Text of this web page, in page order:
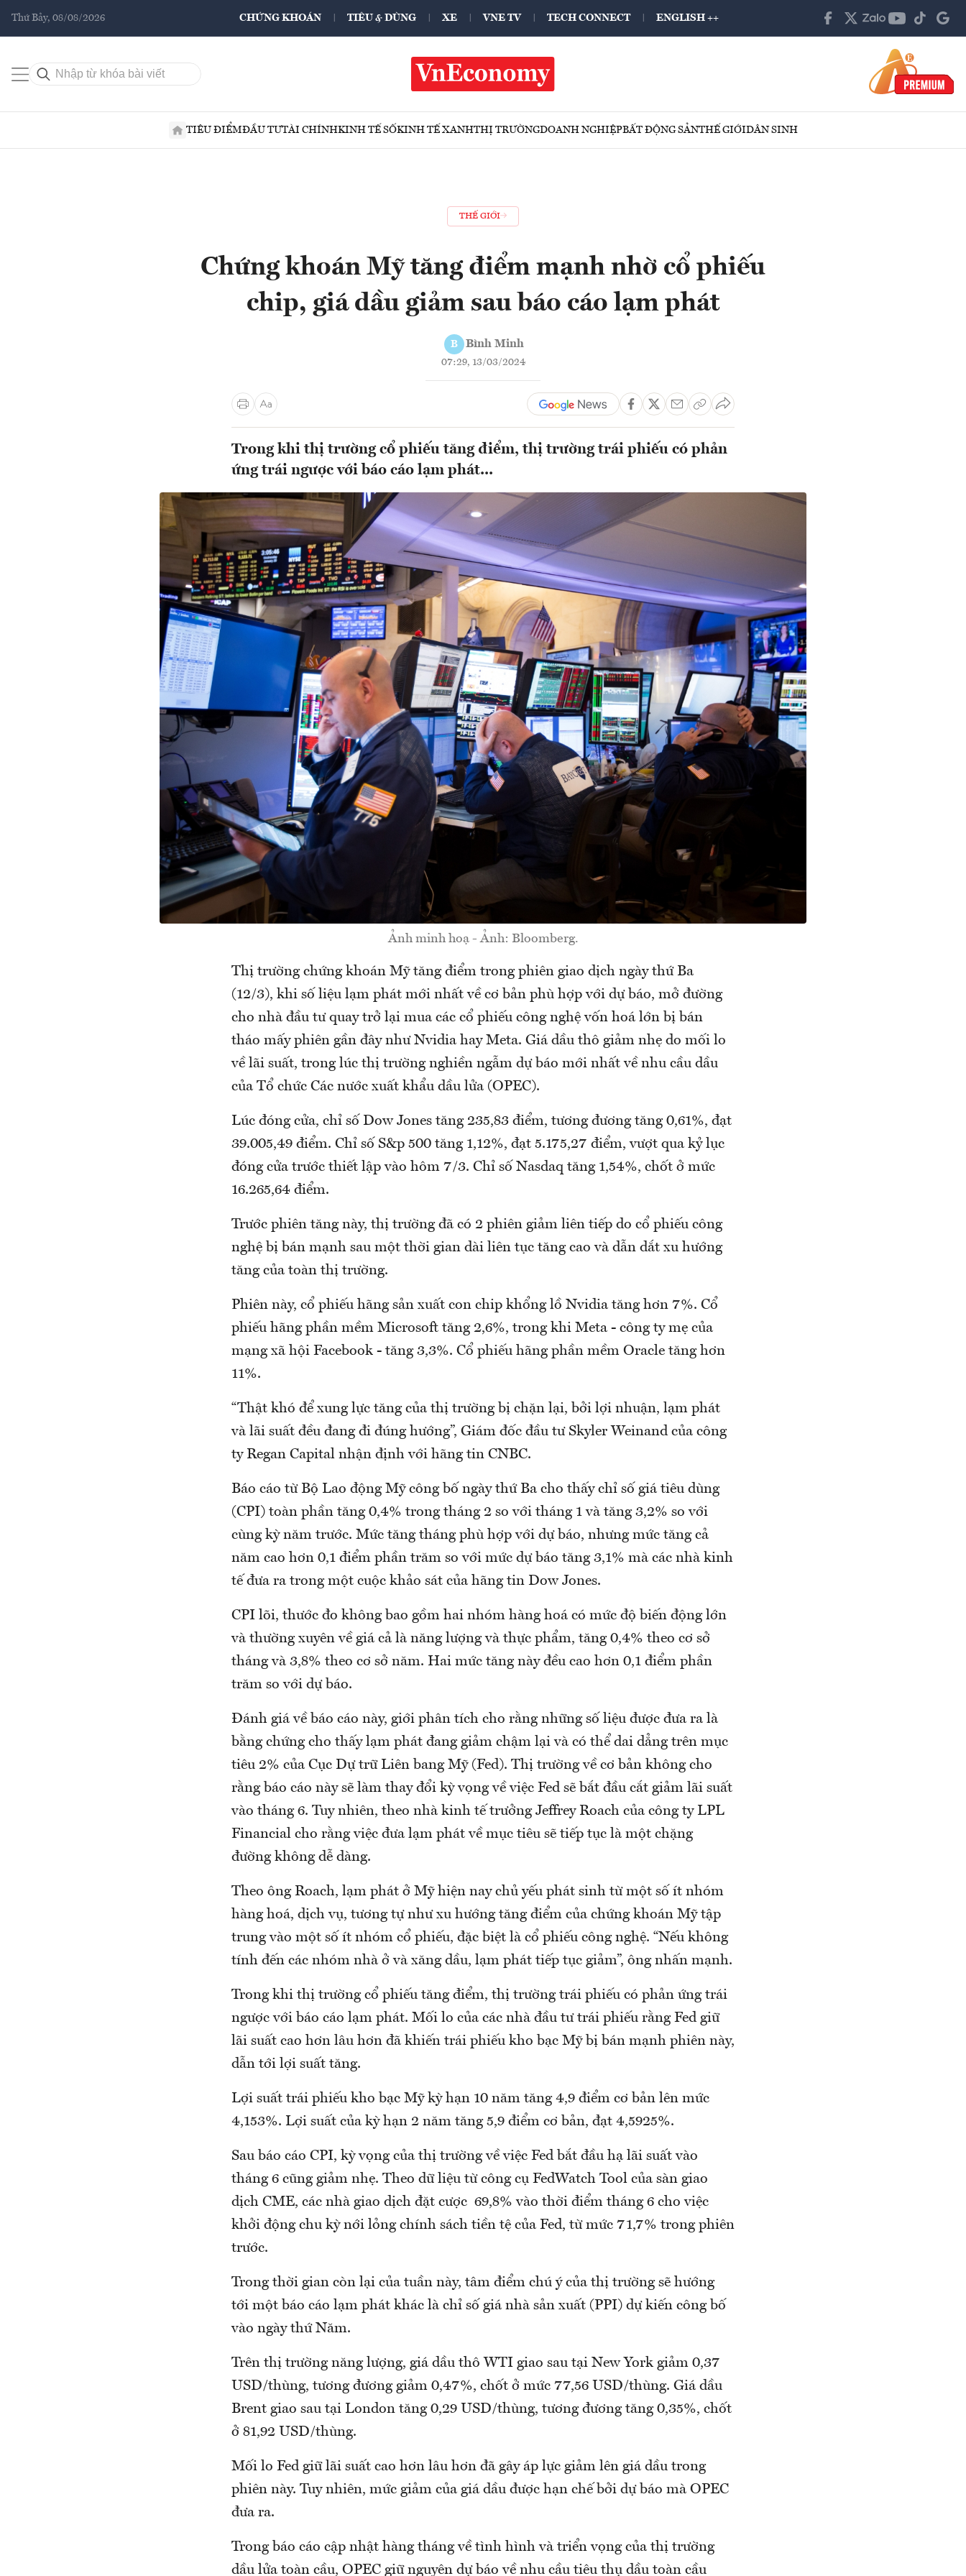
Thứ Bảy, 08/08/2026 CHỨNG KHOÁN TIÊU & DÙNG XE VNE TV TECH CONNECT ENGLISH ++
TIÊU ĐIỂMĐẦU TƯTÀI CHÍNHKINH TẾ SỐKINH TẾ XANHTHỊ TRƯỜNGDOANH NGHIỆPBẤT ĐỘNG SẢNTHẾ GIỚIDÂN SINH
THẾ GIỚI
Chứng khoán Mỹ tăng điểm mạnh nhờ cổ phiếu
chip, giá dầu giảm sau báo cáo lạm phát
B Bình Minh
07:29, 13/03/2024
Trong khi thị trường cổ phiếu tăng điểm, thị trường trái phiếu có phản
ứng trái ngược với báo cáo lạm phát...
Ảnh minh hoạ - Ảnh: Bloomberg.
Thị trường chứng khoán Mỹ tăng điểm trong phiên giao dịch ngày thứ Ba
(12/3), khi số liệu lạm phát mới nhất về cơ bản phù hợp với dự báo, mở đường
cho nhà đầu tư quay trở lại mua các cổ phiếu công nghệ vốn hoá lớn bị bán
tháo mấy phiên gần đây như Nvidia hay Meta. Giá dầu thô giảm nhẹ do mối lo
về lãi suất, trong lúc thị trường nghiền ngẫm dự báo mới nhất về nhu cầu dầu
của Tổ chức Các nước xuất khẩu dầu lửa (OPEC).
Lúc đóng cửa, chỉ số Dow Jones tăng 235,83 điểm, tương đương tăng 0,61%, đạt
39.005,49 điểm. Chỉ số S&p 500 tăng 1,12%, đạt 5.175,27 điểm, vượt qua kỷ lục
đóng cửa trước thiết lập vào hôm 7/3. Chỉ số Nasdaq tăng 1,54%, chốt ở mức
16.265,64 điểm.
Trước phiên tăng này, thị trường đã có 2 phiên giảm liên tiếp do cổ phiếu công
nghệ bị bán mạnh sau một thời gian dài liên tục tăng cao và dẫn dắt xu hướng
tăng của toàn thị trường.
Phiên này, cổ phiếu hãng sản xuất con chip khổng lồ Nvidia tăng hơn 7%. Cổ
phiếu hãng phần mềm Microsoft tăng 2,6%, trong khi Meta - công ty mẹ của
mạng xã hội Facebook - tăng 3,3%. Cổ phiếu hãng phần mềm Oracle tăng hơn
11%.
“Thật khó để xung lực tăng của thị trường bị chặn lại, bởi lợi nhuận, lạm phát
và lãi suất đều đang đi đúng hướng”, Giám đốc đầu tư Skyler Weinand của công
ty Regan Capital nhận định với hãng tin CNBC.
Báo cáo từ Bộ Lao động Mỹ công bố ngày thứ Ba cho thấy chỉ số giá tiêu dùng
(CPI) toàn phần tăng 0,4% trong tháng 2 so với tháng 1 và tăng 3,2% so với
cùng kỳ năm trước. Mức tăng tháng phù hợp với dự báo, nhưng mức tăng cả
năm cao hơn 0,1 điểm phần trăm so với mức dự báo tăng 3,1% mà các nhà kinh
tế đưa ra trong một cuộc khảo sát của hãng tin Dow Jones.
CPI lõi, thước đo không bao gồm hai nhóm hàng hoá có mức độ biến động lớn
và thường xuyên về giá cả là năng lượng và thực phẩm, tăng 0,4% theo cơ sở
tháng và 3,8% theo cơ sở năm. Hai mức tăng này đều cao hơn 0,1 điểm phần
trăm so với dự báo.
Đánh giá về báo cáo này, giới phân tích cho rằng những số liệu được đưa ra là
bằng chứng cho thấy lạm phát đang giảm chậm lại và có thể dai dẳng trên mục
tiêu 2% của Cục Dự trữ Liên bang Mỹ (Fed). Thị trường về cơ bản không cho
rằng báo cáo này sẽ làm thay đổi kỳ vọng về việc Fed sẽ bắt đầu cắt giảm lãi suất
vào tháng 6. Tuy nhiên, theo nhà kinh tế trưởng Jeffrey Roach của công ty LPL
Financial cho rằng việc đưa lạm phát về mục tiêu sẽ tiếp tục là một chặng
đường không dễ dàng.
Theo ông Roach, lạm phát ở Mỹ hiện nay chủ yếu phát sinh từ một số ít nhóm
hàng hoá, dịch vụ, tương tự như xu hướng tăng điểm của chứng khoán Mỹ tập
trung vào một số ít nhóm cổ phiếu, đặc biệt là cổ phiếu công nghệ. “Nếu không
tính đến các nhóm nhà ở và xăng dầu, lạm phát tiếp tục giảm”, ông nhấn mạnh.
Trong khi thị trường cổ phiếu tăng điểm, thị trường trái phiếu có phản ứng trái
ngược với báo cáo lạm phát. Mối lo của các nhà đầu tư trái phiếu rằng Fed giữ
lãi suất cao hơn lâu hơn đã khiến trái phiếu kho bạc Mỹ bị bán mạnh phiên này,
dẫn tới lợi suất tăng.
Lợi suất trái phiếu kho bạc Mỹ kỳ hạn 10 năm tăng 4,9 điểm cơ bản lên mức
4,153%. Lợi suất của kỳ hạn 2 năm tăng 5,9 điểm cơ bản, đạt 4,5925%.
Sau báo cáo CPI, kỳ vọng của thị trường về việc Fed bắt đầu hạ lãi suất vào
tháng 6 cũng giảm nhẹ. Theo dữ liệu từ công cụ FedWatch Tool của sàn giao
dịch CME, các nhà giao dịch đặt cược 69,8% vào thời điểm tháng 6 cho việc
khởi động chu kỳ nới lỏng chính sách tiền tệ của Fed, từ mức 71,7% trong phiên
trước.
Trong thời gian còn lại của tuần này, tâm điểm chú ý của thị trường sẽ hướng
tới một báo cáo lạm phát khác là chỉ số giá nhà sản xuất (PPI) dự kiến công bố
vào ngày thứ Năm.
Trên thị trường năng lượng, giá dầu thô WTI giao sau tại New York giảm 0,37
USD/thùng, tương đương giảm 0,47%, chốt ở mức 77,56 USD/thùng. Giá dầu
Brent giao sau tại London tăng 0,29 USD/thùng, tương đương tăng 0,35%, chốt
ở 81,92 USD/thùng.
Mối lo Fed giữ lãi suất cao hơn lâu hơn đã gây áp lực giảm lên giá dầu trong
phiên này. Tuy nhiên, mức giảm của giá dầu được hạn chế bởi dự báo mà OPEC
đưa ra.
Trong báo cáo cập nhật hàng tháng về tình hình và triển vọng của thị trường
dầu lửa toàn cầu, OPEC giữ nguyên dự báo về nhu cầu tiêu thụ dầu toàn cầu